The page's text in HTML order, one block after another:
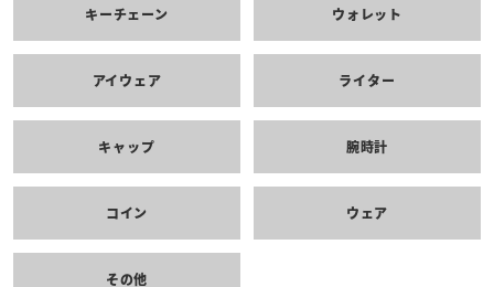
キーチェーン ウォレット
アイウェア ライター
キャップ 腕時計
コイン ウェア
その他